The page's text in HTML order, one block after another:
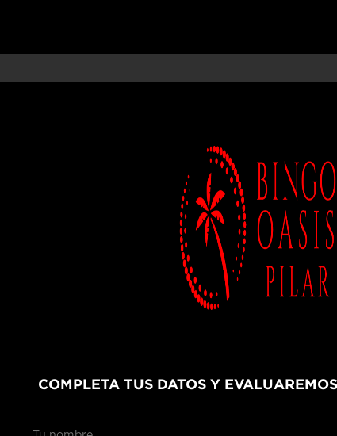
COMPLETA TUS DATOS Y